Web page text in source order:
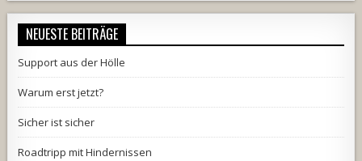
NEUESTE BEITRÄGE
Support aus der Hölle
Warum erst jetzt?
Sicher ist sicher
Roadtripp mit Hindernissen